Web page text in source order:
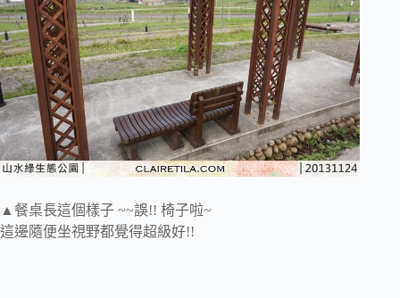
▲餐桌長這個樣子 ~~誤!! 椅子啦~
這邊隨便坐視野都覺得超級好!!